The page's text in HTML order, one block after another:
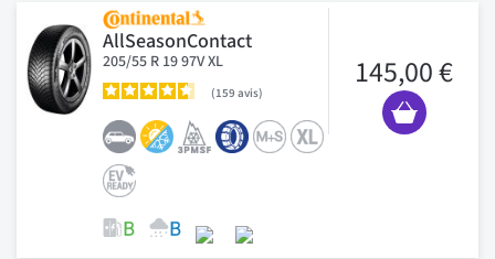
AllSeasonContact
205/55 R 19 97V XL
159 avis
145,00 €